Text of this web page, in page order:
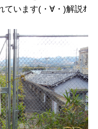
ています(・∀・)解説ｵ